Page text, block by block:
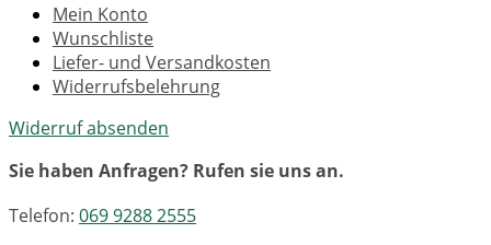
Mein Konto
Wunschliste
Liefer- und Versandkosten
Widerrufsbelehrung
Widerruf absenden
Sie haben Anfragen? Rufen sie uns an.
Telefon: 069 9288 2555